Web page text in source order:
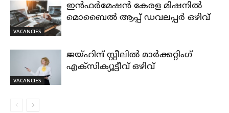
VACANCIES
ഇൻഫർമേഷൻ കേരള മിഷനിൽ
മൊബൈൽ ആപ്പ് ഡവലപ്പർ ഒഴിവ്
VACANCIES
ജയ്‌ഹിന്ദ്‌ സ്റ്റീലിൽ മാർക്കറ്റിംഗ്
എക്സിക്യൂട്ടീവ് ഒഴിവ്